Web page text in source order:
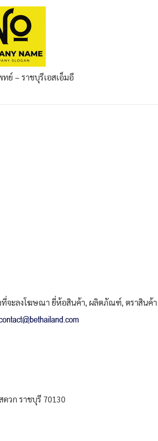
ย์ – ราชบุรีเอสเอ็มอี
จะลงโฆษณา ยี่ห้อสินค้า, ผลิตภัณฑ์, ตราสินค้
วก ราชบุรี 70130